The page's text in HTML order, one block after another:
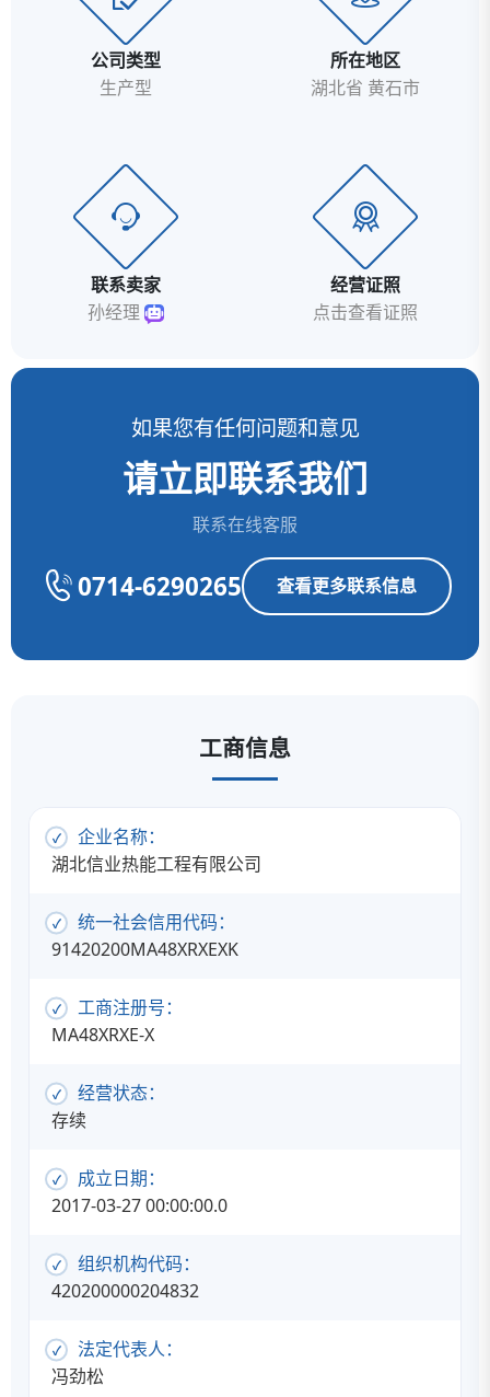
公司类型
生产型
所在地区
湖北省 黄石市
联系卖家
孙经理
经营证照
点击查看证照
如果您有任何问题和意见
请立即联系我们
联系在线客服
0714-6290265 查看更多联系信息
工商信息
企业名称：
湖北信业热能工程有限公司
统一社会信用代码：
91420200MA48XRXEXK
工商注册号：
MA48XRXE-X
经营状态：
存续
成立日期：
2017-03-27 00:00:00.0
组织机构代码：
420200000204832
法定代表人：
冯劲松